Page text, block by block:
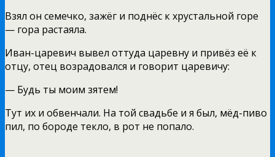
Взял он семечко, зажёг и поднёс к хрустальной горе
— гора растаяла.
Иван-царевич вывел оттуда царевну и привёз её к
отцу, отец возрадовался и говорит царевичу:
— Будь ты моим зятем!
Тут их и обвенчали. На той свадьбе и я был, мёд-пиво
пил, по бороде текло, в рот не попало.